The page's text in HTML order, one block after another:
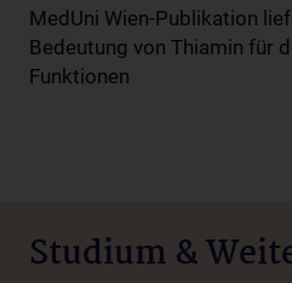
MedUni Wien-Publikation
Bedeutung von Thiamin für
Funktionen
Studium &